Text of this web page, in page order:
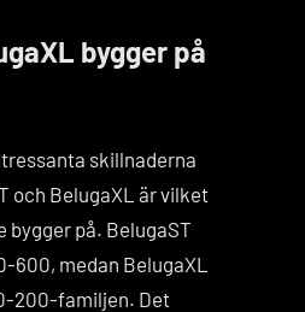
bygger på
skillnaderna
och BelugaXL är vilket
bygger på. BelugaST
600, medan BelugaXL
200-familjen. Det